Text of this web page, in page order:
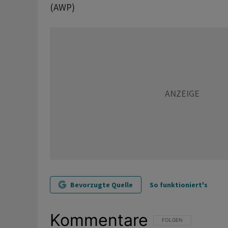
(AWP)
Bevorzugte Quelle So funktioniert's
Kommentare FOLGE DIESER
FOLGEN